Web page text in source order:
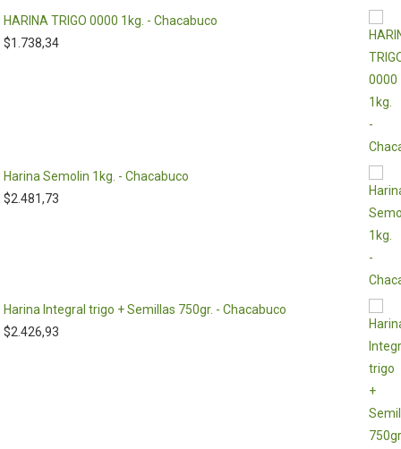
HARINA TRIGO 0000 1kg. - Chacabuco
$1.738,34
Harina Semolin 1kg. - Chacabuco
$2.481,73
Harina Integral trigo + Semillas 750gr. - Chacabuco
$2.426,93